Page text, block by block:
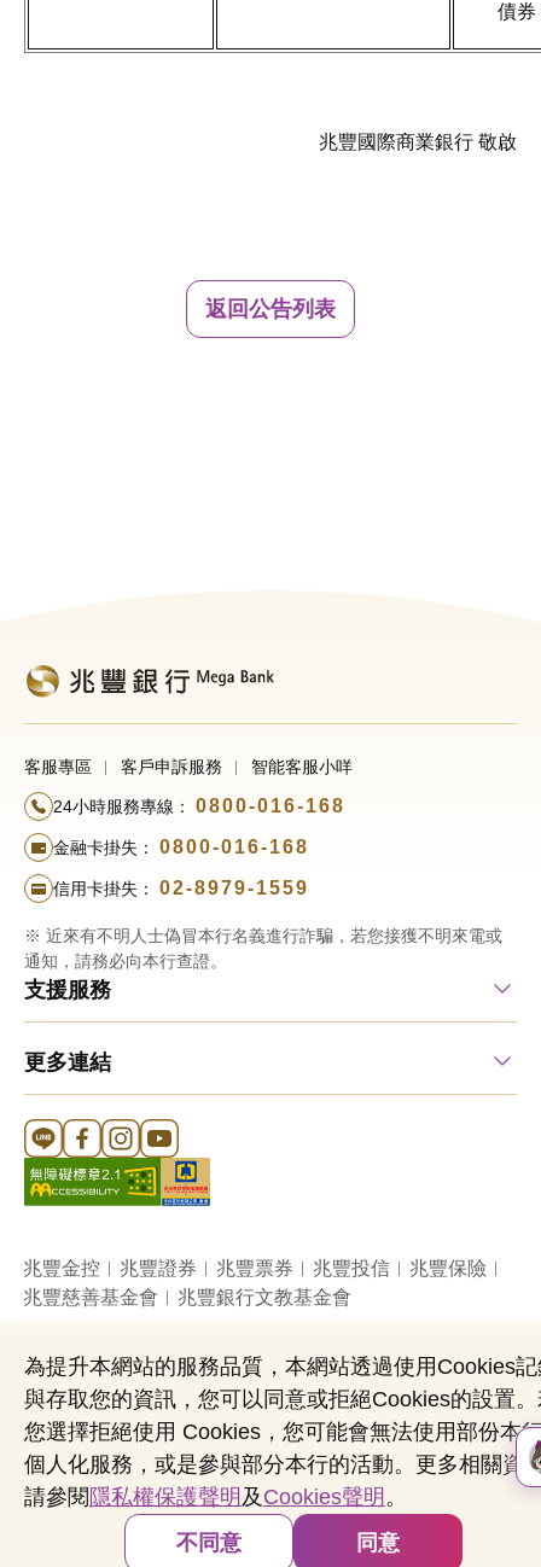
債券
兆豐國際商業銀行 敬啟
返回公告列表
客服專區 客戶申訴服務 智能客服小咩
24小時服務專線： 0800-016-168
金融卡掛失： 0800-016-168
信用卡掛失： 02-8979-1559
※ 近來有不明人士偽冒本行名義進行詐騙，若您接獲不明來電或
通知，請務必向本行查證。
支援服務
更多連結
Line 官方帳號
FB 官方帳號
Instagram 官方帳號
YouTube 官方帳號
兆豐金控 兆豐證券 兆豐票券 兆豐投信
兆豐保險
兆豐慈善基金會
兆豐銀行文教基金會
網站導覽 法定公開揭露事項
機構投資人盡職治理
隱私權聲明
共同行銷專區 國內外幣清算
營業人：兆豐國際商業銀行股份有限公司
營利事業統一編號：03705903
Copyright © by Mega International Commercial
為提升本網站的服務品質，本網站透過使用Cookies
與存取您的資訊，您可以同意或拒絕Cookies的設置
您選擇拒絕使用 Cookies，您可能會無法使用部份本
個人化服務，或是參與部分本行的活動。更多相關資
請參閱 隱私權保護聲明 及 Cookies聲明 。
不同意
同意